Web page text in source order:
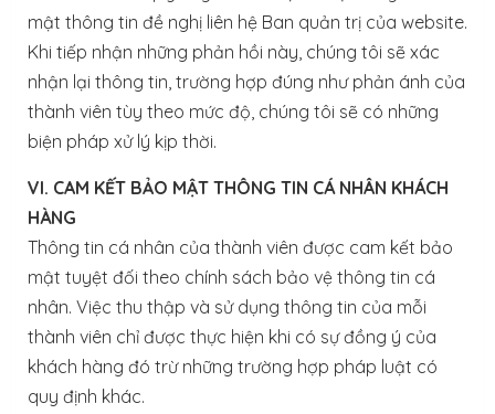
mật thông tin đề nghị liên hệ Ban quản trị của website.
Khi tiếp nhận những phản hồi này, chúng tôi sẽ xác
nhận lại thông tin, trường hợp đúng như phản ánh của
thành viên tùy theo mức độ, chúng tôi sẽ có những
biện pháp xử lý kịp thời.
VI. CAM KẾT BẢO MẬT THÔNG TIN CÁ NHÂN KHÁCH
HÀNG
Thông tin cá nhân của thành viên được cam kết bảo
mật tuyệt đối theo chính sách bảo vệ thông tin cá
nhân. Việc thu thập và sử dụng thông tin của mỗi
thành viên chỉ được thực hiện khi có sự đồng ý của
khách hàng đó trừ những trường hợp pháp luật có
quy định khác.